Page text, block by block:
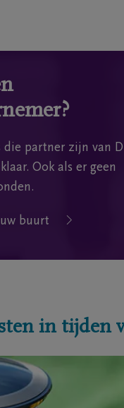
die partner zijn van
Ook als er geen
buurt
in tijden